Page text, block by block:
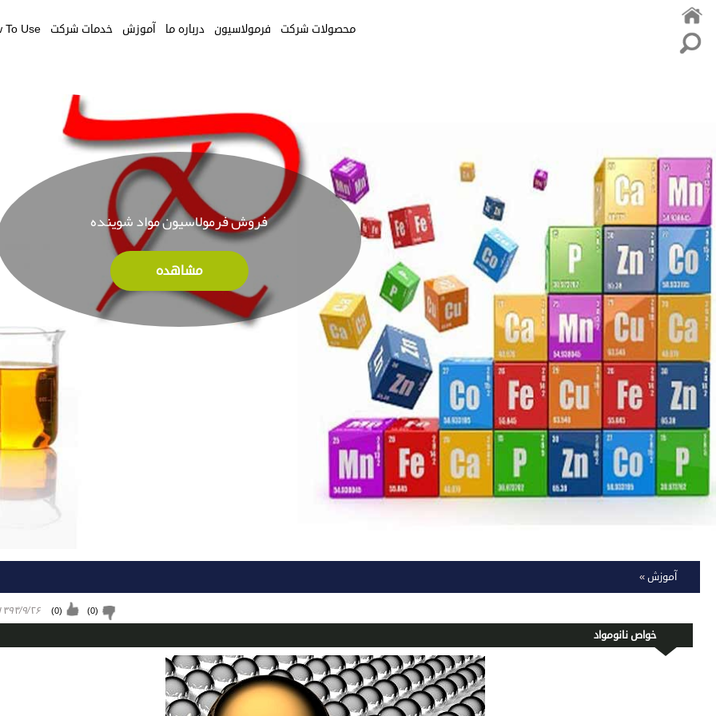
محصولات شرکت فرمولاسیون درباره ما آموزش خدمات شرکت To Use
فروش فرمولاسیون مواد شوینده
مشاهده
آموزش»
۱۳۹۴/۹/۲۶ (
0
) (
0
)
خواص نانومواد